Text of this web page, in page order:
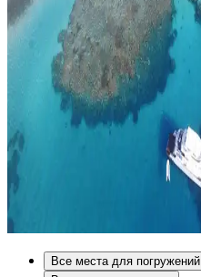
Все места для погружений